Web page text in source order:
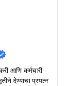
आणि कर्मचारी
देण्याचा प्रयत्न